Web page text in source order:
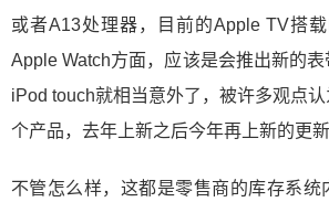
或者A13处理器，目前的Apple TV搭载
Apple Watch方面，应该是会推出新的
iPod touch就相当意外了，被许多观点
个产品，去年上新之后今年再上新的更
不管怎么样，这都是零售商的库存系统